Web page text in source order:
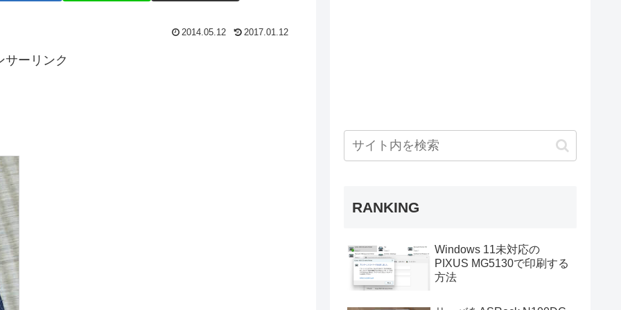
2014.05.12 2017.01.12
サーリンク
RANKING
Windows 11未対応の
PIXUS MG5130で印刷する
方法